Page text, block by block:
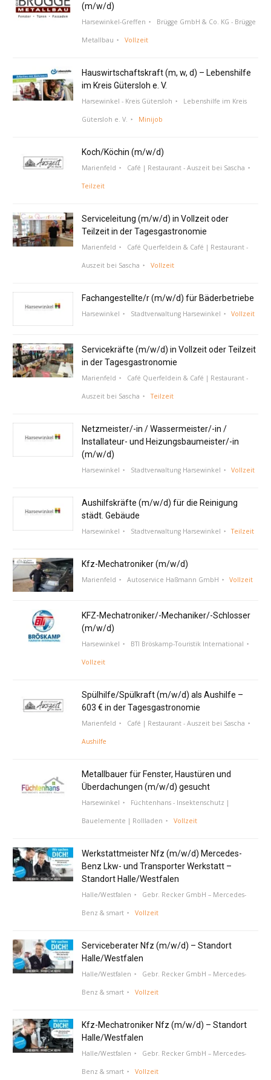
(m/w/d)
Harsewinkel-Greffen Brügge GmbH & Co. KG - Brügge
Metallbau Vollzeit
Hauswirtschaftskraft (m, w, d) – Lebenshilfe
im Kreis Gütersloh e. V.
Harsewinkel - Kreis Gütersloh Lebenshilfe im Kreis
Gütersloh e. V. Minijob
Koch/Köchin (m/w/d)
Marienfeld Café | Restaurant - Auszeit bei Sascha
Teilzeit
Serviceleitung (m/w/d) in Vollzeit oder
Teilzeit in der Tagesgastronomie
Marienfeld Café Querfeldein & Café | Restaurant -
Auszeit bei Sascha Vollzeit
Fachangestellte/r (m/w/d) für Bäderbetriebe
Harsewinkel Stadtverwaltung Harsewinkel Vollzeit
Servicekräfte (m/w/d) in Vollzeit oder Teilzeit
in der Tagesgastronomie
Marienfeld Café Querfeldein & Café | Restaurant -
Auszeit bei Sascha Teilzeit
Netzmeister/-in / Wassermeister/-in /
Installateur- und Heizungsbaumeister/-in
(m/w/d)
Harsewinkel Stadtverwaltung Harsewinkel Vollzeit
Aushilfskräfte (m/w/d) für die Reinigung
städt. Gebäude
Harsewinkel Stadtverwaltung Harsewinkel Teilzeit
Kfz-Mechatroniker (m/w/d)
Marienfeld Autoservice Haßmann GmbH Vollzeit
KFZ-Mechatroniker/-Mechaniker/-Schlosser
(m/w/d)
Harsewinkel BTI Bröskamp-Touristik International
Vollzeit
Spülhilfe/Spülkraft (m/w/d) als Aushilfe –
603 € in der Tagesgastronomie
Marienfeld Café | Restaurant - Auszeit bei Sascha
Aushilfe
Metallbauer für Fenster, Haustüren und
Überdachungen (m/w/d) gesucht
Harsewinkel Füchtenhans - Insektenschutz |
Bauelemente | Rollladen Vollzeit
Werkstattmeister Nfz (m/w/d) Mercedes-
Benz Lkw- und Transporter Werkstatt –
Standort Halle/Westfalen
Halle/Westfalen Gebr. Recker GmbH – Mercedes-
Benz & smart Vollzeit
Serviceberater Nfz (m/w/d) – Standort
Halle/Westfalen
Halle/Westfalen Gebr. Recker GmbH – Mercedes-
Benz & smart Vollzeit
Kfz-Mechatroniker Nfz (m/w/d) – Standort
Halle/Westfalen
Halle/Westfalen Gebr. Recker GmbH – Mercedes-
Benz & smart Vollzeit